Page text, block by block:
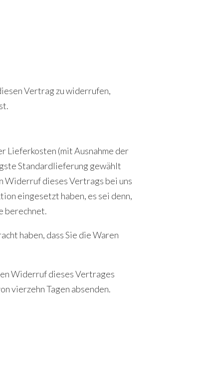
Vertrag zu widerrufen,
Lieferkosten (mit Ausnahme der
Standardlieferung gewählt
Widerruf dieses Vertrags bei uns
eingesetzt haben, es sei denn,
berechnet.
haben, dass Sie die Waren
Widerruf dieses Vertrages
vierzehn Tagen absenden.